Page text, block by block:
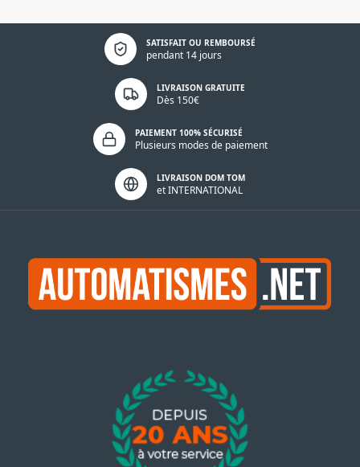
SATISFAIT OU REMBOURSÉ
pendant 14 jours
Politique de confidentialité
LIVRAISON GRATUITE
Dès 150€
PAIEMENT 100% SÉCURISÉ
Plusieurs modes de paiement
LIVRAISON DOM TOM
et INTERNATIONAL